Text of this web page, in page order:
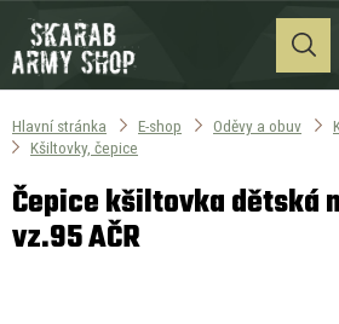
Hlavní stránka E-shop Oděvy a obuv
Kšiltovky, čepice
Čepice kšiltovka dětská
vz.95 AČR